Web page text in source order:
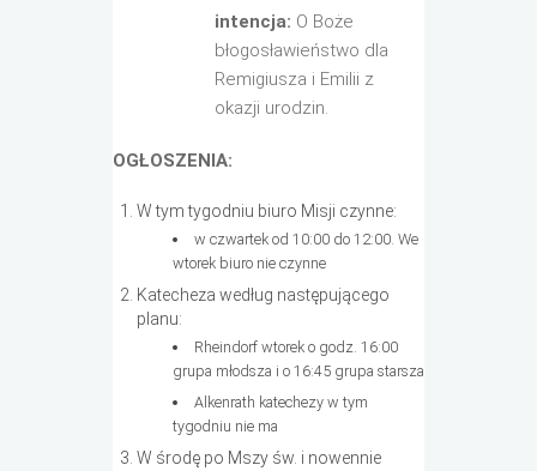
intencja: O Boże
błogosławieństwo dla
Remigiusza i Emilii z
okazji urodzin.
OGŁOSZENIA:
W tym tygodniu biuro Misji czynne:
w czwartek od 10:00 do 12:00. We
wtorek biuro nie czynne
Katecheza według następującego
planu:
Rheindorf wtorek o godz. 16:00
grupa młodsza i o 16:45 grupa starsza
Alkenrath katechezy w tym
tygodniu nie ma
W środę po Mszy św. i nowennie